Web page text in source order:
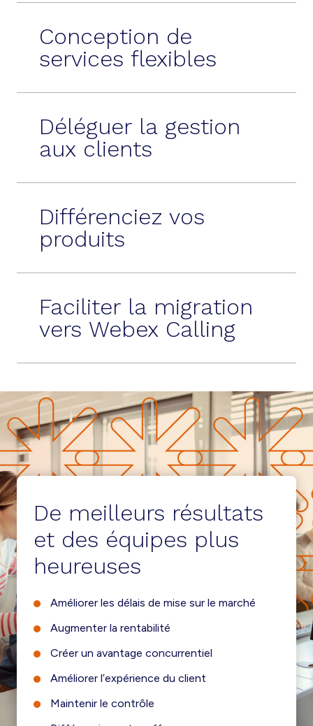
Conception de
services flexibles
Déléguer la gestion
aux clients
Différenciez vos
produits
Faciliter la migration
vers Webex Calling
De meilleurs résultats
et des équipes plus
heureuses
Améliorer les délais de mise sur le marché
Augmenter la rentabilité
Créer un avantage concurrentiel
Améliorer l’expérience du client
Maintenir le contrôle